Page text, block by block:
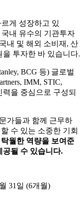
게 성장하고 있
내 유수의 기관투자
국내 및 해외 소비재 , 산
을 투자한 바 있습니다.
BCG 등) 글로벌
IMM, STIC,
을 중심으로 구성되
가들과 함께 근무하
수 있는 소중한 기회
월한 역량을 보여준
공될 수 있습니다.
월 31 일 (6개월)